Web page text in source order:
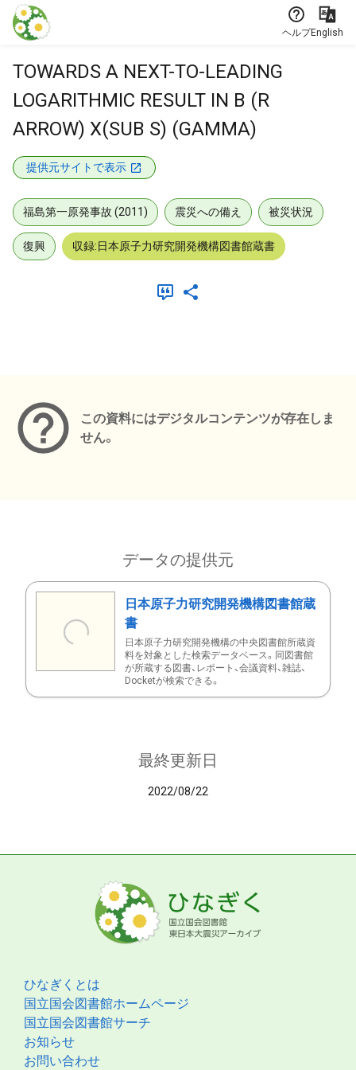
本文に飛ぶ
ヘルプEnglish
TOWARDS A NEXT-TO-LEADING
LOGARITHMIC RESULT IN B (R
ARROW) X(SUB S) (GAMMA)
提供元サイトで表示
福島第一原発事故 (2011) 震災への備え 被災状況
復興 収録:日本原子力研究開発機構図書館蔵書
この資料にはデジタルコンテンツが存在しま
せん。
データの提供元
日本原子力研究開発機構図書館蔵
書
日本原子力研究開発機構の中央図書館所蔵資
料を対象とした検索データベース。同図書館
が所蔵する図書、レポート、会議資料、雑誌、
Docketが検索できる。
最終更新日
2022/08/22
ひなぎくとは
国立国会図書館ホームページ
国立国会図書館サーチ
お知らせ
お問い合わせ